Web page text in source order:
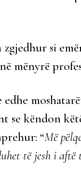
si
mënyrë
se këndon
“Më
të jesh i aftë